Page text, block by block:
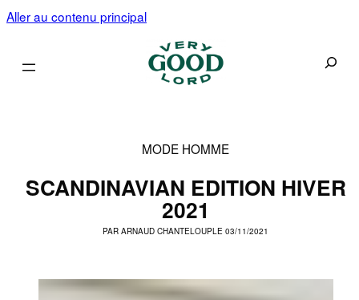
Aller au contenu principal
MODE HOMME
SCANDINAVIAN EDITION HIVER
2021
PARARNAUD CHANTELOUPLE 03/11/2021